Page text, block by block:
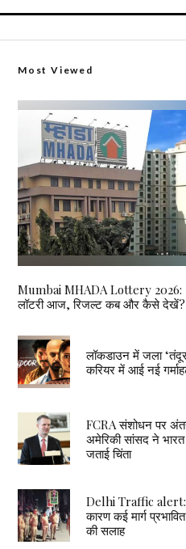
Most Viewed
Mumbai MHADA Lottery 2026:
लॉटरी आज, रिजल्ट कब और कैसे देखें?
लॉकडाउन में जला
करियर में आई नई
FCRA संशोधन पर
अमेरिकी सांसद ने
जताई चिंता
Delhi Traffic
कारण कई मार्ग
की सलाह